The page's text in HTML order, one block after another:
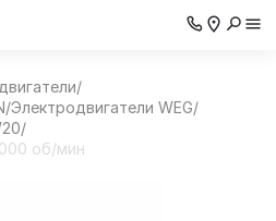
/
/Электродвигатели WEG/
/
об/мин